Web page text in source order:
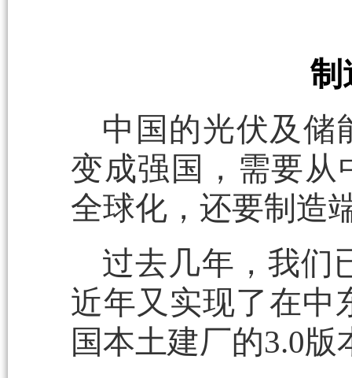
制
中国的光伏及储
变成强国，需要从
全球化，还要制造
过去几年，我们
近年又实现了在中
国本土建厂的3.0版